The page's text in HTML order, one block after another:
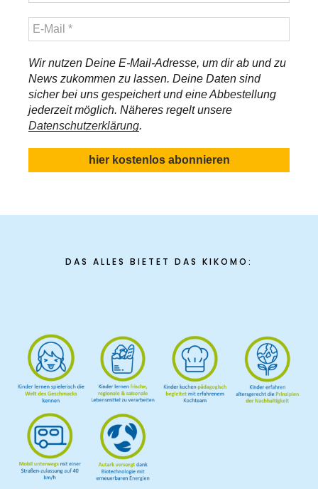
Wir nutzen Deine E-Mail-Adresse, um dir ab und zu
News zukommen zu lassen. Deine Daten sind
sicher bei uns gespeichert und eine Abbestellung
jederzeit möglich. Näheres regelt unsere
Datenschutzerklärung.
DAS ALLES BIETET DAS KIKOMO: